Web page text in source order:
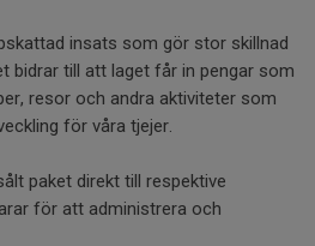
insats som gör stor skillnad
bidrar till att laget får in pengar som
resor och andra aktiviteter som
för våra tjejer.
paket direkt till respektive
för att administrera och